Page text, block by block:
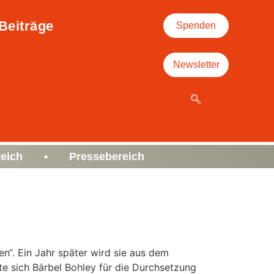
Spenden
Newsletter
• Pressebereich
Ein Jahr später wird sie aus dem
sich Bärbel Bohley für die Durchsetzung